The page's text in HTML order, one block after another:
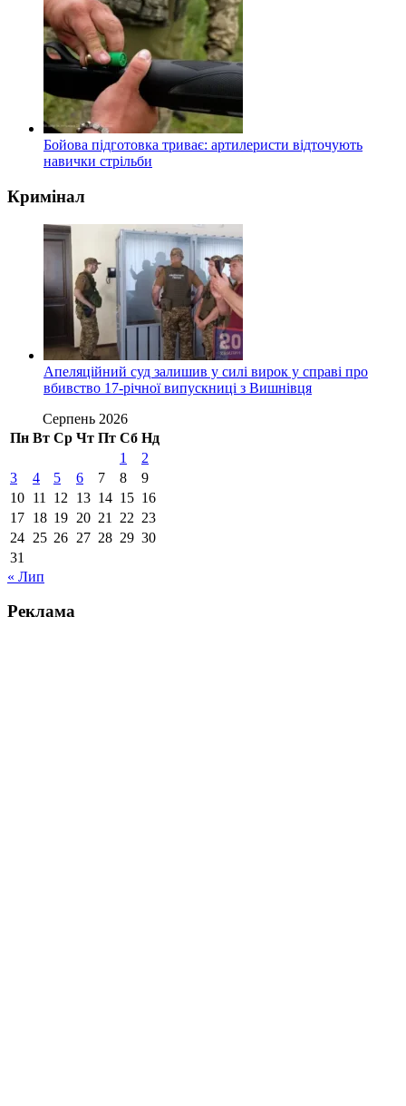
Бойова підготовка триває: артилеристи відточують
навички стрільби
Кримінал
Апеляційний суд залишив у силі вирок у справі про
вбивство 17-річної випускниці з Вишнівця
Серпень 2026
Пн Вт Ср Чт Пт Сб Нд
1
2
3
4 5 6 7 8
9
10 11 12 13 14 15 16
17 18 19 20 21 22 23
24 25 26 27 28 29 30
31
« Лип
Реклама